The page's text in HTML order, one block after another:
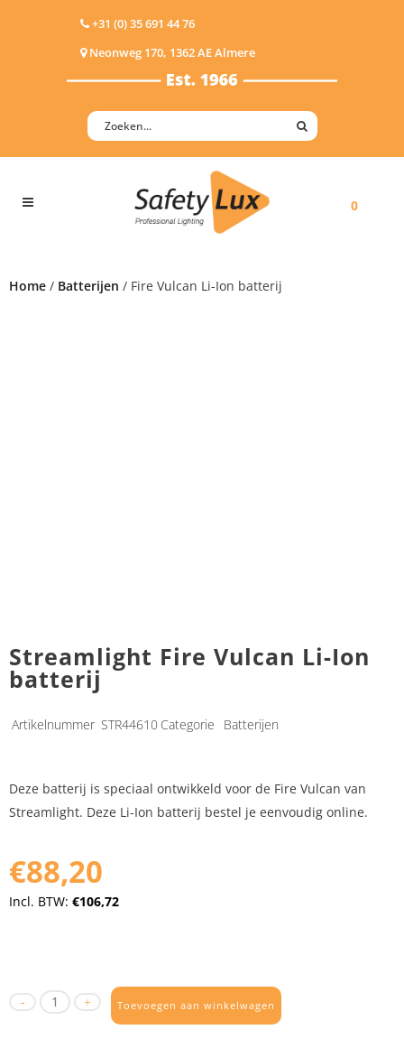
+31 (0) 35 691 44 76
Neonweg 170, 1362 AE Almere
0
Home / Batterijen / Fire Vulcan Li-Ion batterij
Streamlight Fire Vulcan Li-Ion
batterij
Artikelnummer STR44610 Categorie Batterijen
Deze batterij is speciaal ontwikkeld voor de Fire Vulcan van
Streamlight. Deze Li-Ion batterij bestel je eenvoudig online.
€88,20
Incl. BTW: €106,72
Toevoegen aan winkelwagen